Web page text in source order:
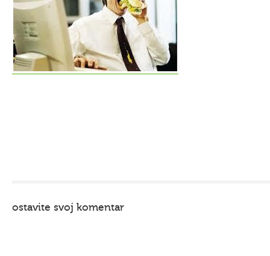
ostavite svoj komentar